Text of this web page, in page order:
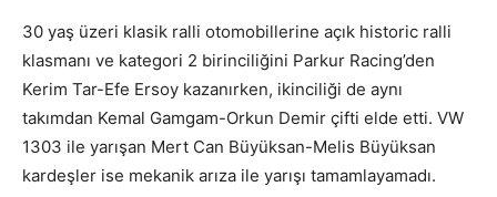
30 yaş üzeri klasik ralli otomobillerine açık historic ralli
klasmanı ve kategori 2 birinciliğini Parkur Racing’den
Kerim Tar-Efe Ersoy kazanırken, ikinciliği de aynı
takımdan Kemal Gamgam-Orkun Demir çifti elde etti. VW
1303 ile yarışan Mert Can Büyüksan-Melis Büyüksan
kardeşler ise mekanik arıza ile yarışı tamamlayamadı.